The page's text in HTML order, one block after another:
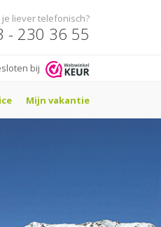
je liever telefonisch?
- 230 36 55
bij
Mijn vakantie